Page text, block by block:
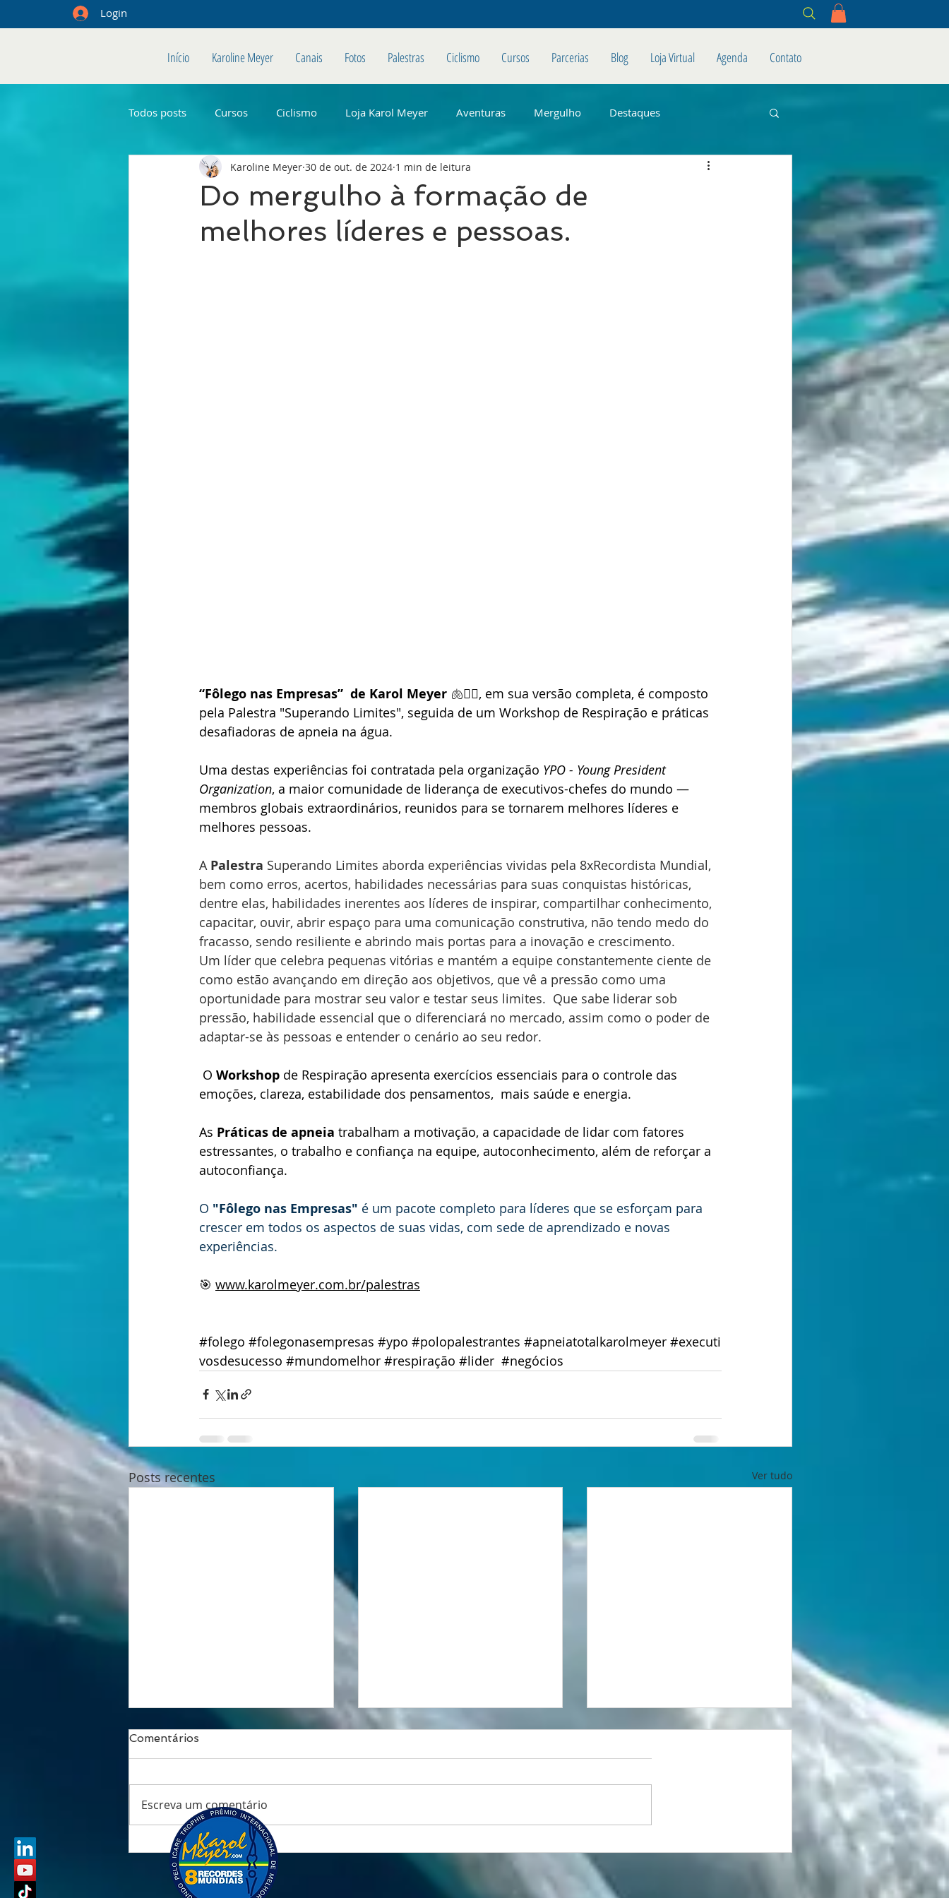
Login
Início Karoline Meyer Canais Fotos Palestras Ciclismo Cursos Parcerias Blog Loja Virtual Agenda Contato
Todos posts Cursos Ciclismo Loja Karol Meyer Aventuras Mergulho Destaques
Do mergulho à formação de
melhores líderes e pessoas.
Karoline Meyer 30 de out. de 2024 1 min de leitura
“Fôlego nas Empresas”  de Karol Meyer 🫁🧜‍♀️, em sua versão completa, é composto
pela Palestra "Superando Limites", seguida de um Workshop de Respiração e práticas
desafiadoras de apneia na água.
Uma destas experiências foi contratada pela organização YPO - Young President
Organization, a maior comunidade de liderança de executivos-chefes do mundo —
membros globais extraordinários, reunidos para se tornarem melhores líderes e
melhores pessoas.
A Palestra Superando Limites aborda experiências vividas pela 8xRecordista Mundial,
bem como erros, acertos, habilidades necessárias para suas conquistas históricas,
dentre elas, habilidades inerentes aos líderes de inspirar, compartilhar conhecimento,
capacitar, ouvir, abrir espaço para uma comunicação construtiva, não tendo medo do
fracasso, sendo resiliente e abrindo mais portas para a inovação e crescimento.
Um líder que celebra pequenas vitórias e mantém a equipe constantemente ciente de
como estão avançando em direção aos objetivos, que vê a pressão como uma
oportunidade para mostrar seu valor e testar seus limites.  Que sabe liderar sob
pressão, habilidade essencial que o diferenciará no mercado, assim como o poder de
adaptar-se às pessoas e entender o cenário ao seu redor.
O Workshop de Respiração apresenta exercícios essenciais para o controle das
emoções, clareza, estabilidade dos pensamentos,  mais saúde e energia.
As Práticas de apneia trabalham a motivação, a capacidade de lidar com fatores
estressantes, o trabalho e confiança na equipe, autoconhecimento, além de reforçar a
autoconfiança.
O "Fôlego nas Empresas" é um pacote completo para líderes que se esforçam para
crescer em todos os aspectos de suas vidas, com sede de aprendizado e novas
experiências.
🎯 www.karolmeyer.com.br/palestras
#folego #folegonasempresas #ypo #polopalestrantes #apneiatotalkarolmeyer #executi
vosdesucesso #mundomelhor #respiração #lider #negócios
Posts recentes Ver tudo
Respirar é viver: o fôlego
que transforma saúde,
performance e
longevidade
longevidade: o fôlego que
Campeonato Brasileiro
Master de XCO
Comentários
Escreva um comentário